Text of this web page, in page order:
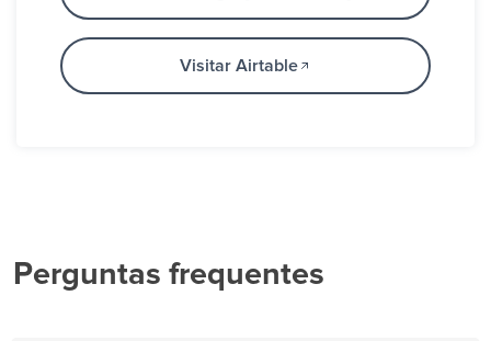
Visitar Airtable
Perguntas frequentes